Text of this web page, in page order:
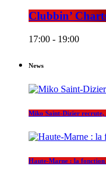
Clubbin’
17:00 - 19:00
News
Miko Saint-Dizier
Haute-Marne : la fonction